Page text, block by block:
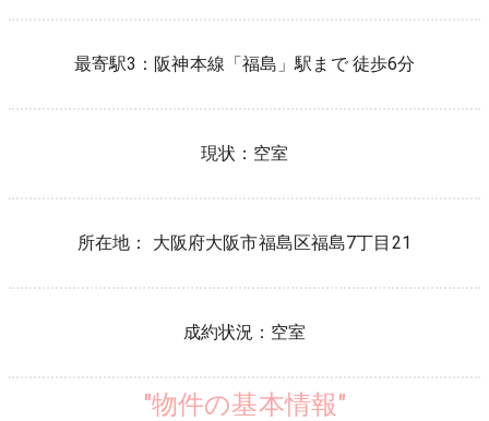
最寄駅3： 阪神本線 「福島 」駅まで 徒歩6分
現状： 空室
所在地： 大阪府大阪市福島区福島7丁目 21
成約状況： 空室
"物件の基本情報"